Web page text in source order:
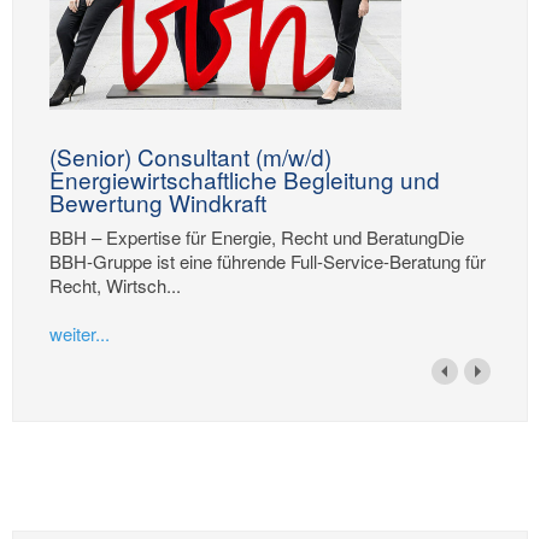
(Senior) Consultant (m/w/d)
Energiewirtschaftliche Begleitung und
Bewertung Windkraft
BBH – Expertise für Energie, Recht und BeratungDie
BBH-Gruppe ist eine führende Full-Service-Beratung für
Recht, Wirtsch...
weiter...